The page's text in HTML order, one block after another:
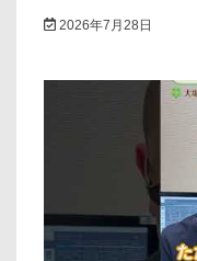
2026年7月28日